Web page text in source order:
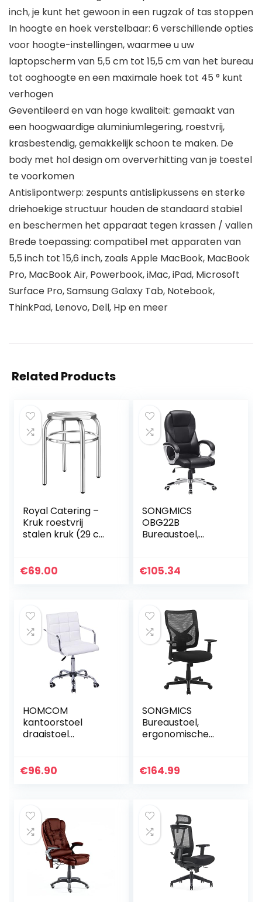
inch, je kunt het gewoon in een rugzak of tas stoppen
In hoogte en hoek verstelbaar: 6 verschillende opties
voor hoogte-instellingen, waarmee u uw
laptopscherm van 5,5 cm tot 15,5 cm van het bureau
tot ooghoogte en een maximale hoek tot 45 ° kunt
verhogen
Geventileerd en van hoge kwaliteit: gemaakt van
een hoogwaardige aluminiumlegering, roestvrij,
krasbestendig, gemakkelijk schoon te maken. De
body met hol design om oververhitting van je toestel
te voorkomen
Antislipontwerp: zespunts antislipkussens en sterke
driehoekige structuur houden de standaard stabiel
en beschermen het apparaat tegen krassen / vallen
Brede toepassing: compatibel met apparaten van
5,5 inch tot 15,6 inch, zoals Apple MacBook, MacBook
Pro, MacBook Air, Powerbook, iMac, iPad, Microsoft
Surface Pro, Samsung Galaxy Tab, Notebook,
ThinkPad, Lenovo, Dell, Hp en meer
Related Products
Royal Catering –
Kruk roestvrij
stalen kruk (29 cm
en modern) zilver
€69.00
SONGMICS
OBG22B
Bureaustoel,
€105.34
HOMCOM
kantoorstoel
draaistoel
draaikruk
€96.90
SONGMICS
Bureaustoel,
ergonomische
kantelmechanism
kg…
€164.99